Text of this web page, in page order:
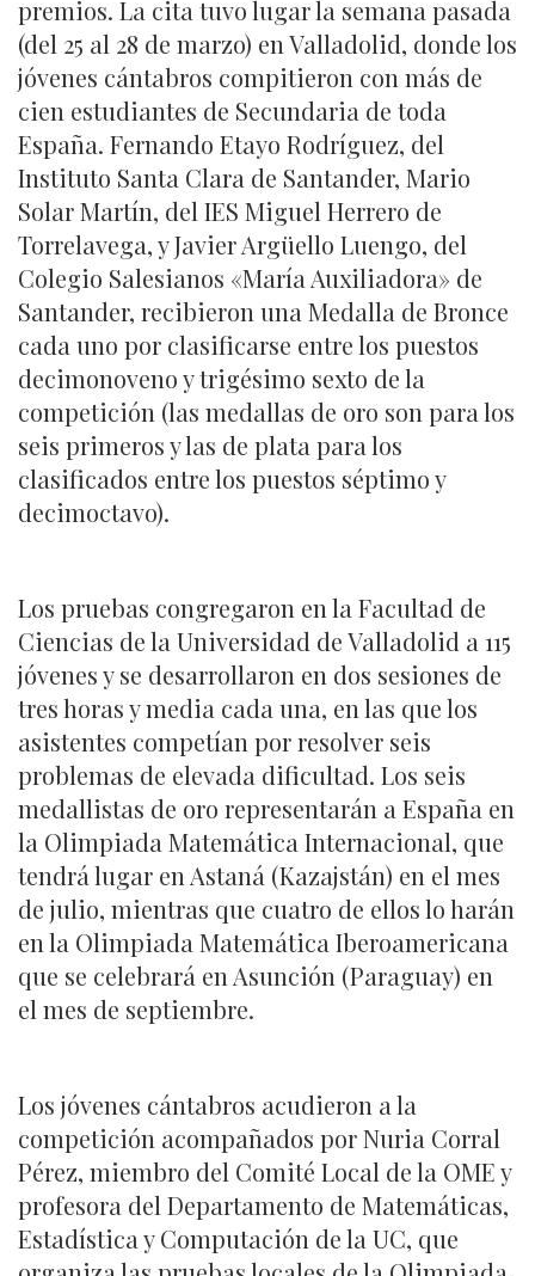
premios. La cita tuvo lugar la semana pasada
(del 25 al 28 de marzo) en Valladolid, donde los
jóvenes cántabros compitieron con más de
cien estudiantes de Secundaria de toda
España. Fernando Etayo Rodríguez, del
Instituto Santa Clara de Santander, Mario
Solar Martín, del IES Miguel Herrero de
Torrelavega, y Javier Argüello Luengo, del
Colegio Salesianos «María Auxiliadora» de
Santander, recibieron una Medalla de Bronce
cada uno por clasificarse entre los puestos
decimonoveno y trigésimo sexto de la
competición (las medallas de oro son para los
seis primeros y las de plata para los
clasificados entre los puestos séptimo y
decimoctavo).
Los pruebas congregaron en la Facultad de
Ciencias de la Universidad de Valladolid a 115
jóvenes y se desarrollaron en dos sesiones de
tres horas y media cada una, en las que los
asistentes competían por resolver seis
problemas de elevada dificultad. Los seis
medallistas de oro representarán a España en
la Olimpiada Matemática Internacional, que
tendrá lugar en Astaná (Kazajstán) en el mes
de julio, mientras que cuatro de ellos lo harán
en la Olimpiada Matemática Iberoamericana
que se celebrará en Asunción (Paraguay) en
el mes de septiembre.
Los jóvenes cántabros acudieron a la
competición acompañados por Nuria Corral
Pérez, miembro del Comité Local de la OME y
profesora del Departamento de Matemáticas,
Estadística y Computación de la UC, que